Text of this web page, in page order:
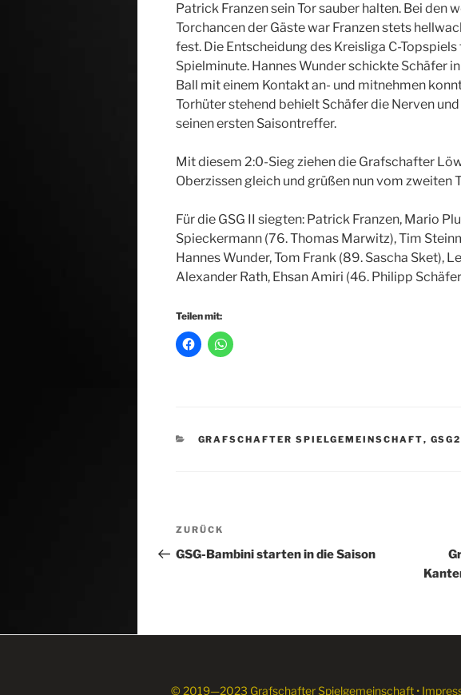
Patrick Franzen sein Tor sauber halten. Bei den
Torchancen der Gäste war Franzen stets
fest. Die Entscheidung des Kreisliga C-
Spielminute. Hannes Wunder schickte Schäfer
Ball mit einem Kontakt an- und mitnehmen
Torhüter stehend behielt Schäfer die Nerven
seinen ersten Saisontreffer.
Mit diesem 2:0-Sieg ziehen die Grafschafter
Oberzissen gleich und grüßen nun vom zweiten
Für die GSG II siegten: Patrick Franzen, Mario
Spieckermann (76. Thomas Marwitz), Tim
Hannes Wunder, Tom Frank (89. Sascha Sket),
Alexander Rath, Ehsan Amiri (46. Philipp
Teilen mit:
KATEGORIEN
GRAFSCHAFTER SPIELGEMEINSCHAFT, GSG2
Beitragsnavigation
Vorheriger
Beitrag
ZURÜCK
GSG-Bambini starten in die Saison
© 2019—2023 Grafschafter Spielgemeinschaft •